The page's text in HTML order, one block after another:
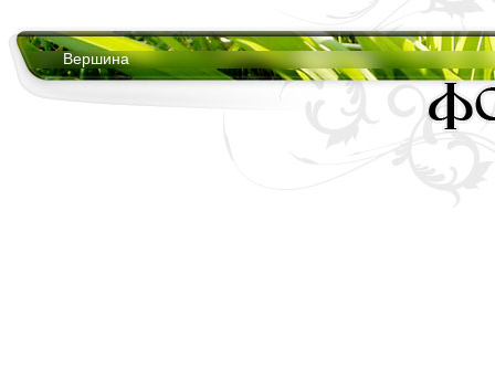
Вершина